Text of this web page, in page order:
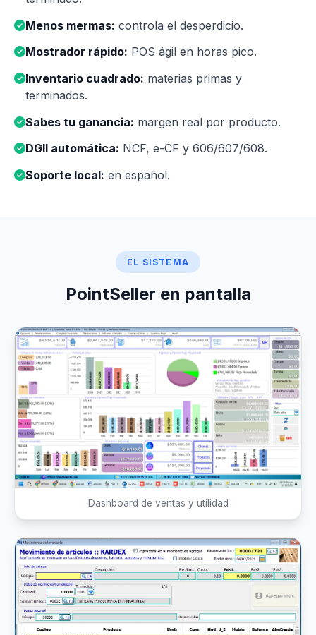
Menos mermas: controla el desperdicio.
Mostrador rápido: POS ágil en horas pico.
Inventario cuadrado: materias primas y
terminados.
Sabes tu ganancia: margen real por producto.
DGII automática: NCF, e-CF y 606/607/608.
Soporte local: en español.
EL SISTEMA
PointSeller en pantalla
Dashboard de ventas y utilidad